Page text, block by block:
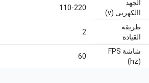
الجهد
االكهربى (v)
110-220
طريقة
القيادة
2
شاشة FPS
(hz)
60